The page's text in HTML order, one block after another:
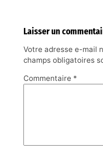
Laisser un
Votre adresse e-mail
champs obligatoires
Commentaire *